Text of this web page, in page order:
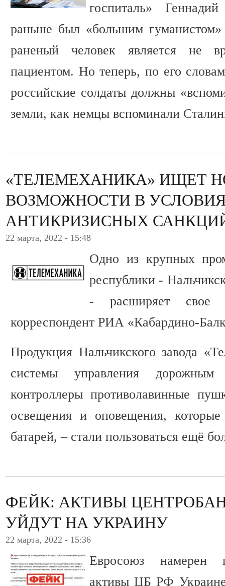
госпиталь»
раньше был «большим
раненый человек является не
пациентом. Но теперь, по его
российские солдаты должны
земли, как немцы вспоминали
«ТЕЛЕМЕХАНИКА» ИЩЕТ
ВОЗМОЖНОСТИ В
АНТИКРИЗИСНЫХ
22 марта, 2022 - 15:48
Одно из крупных
республики -
- расширяет свое
корреспондент РИА «Кабардино-
Продукция Нальчикского завода
системы управления
контроллеры противолавинные
освещения и оповещения,
батарей, – стали пользоваться ещё
ФЕЙК: АКТИВЫ
УЙДУТ НА УКРАИНУ
22 марта, 2022 - 15:36
Евросоюз намерен
активы ЦБ РФ